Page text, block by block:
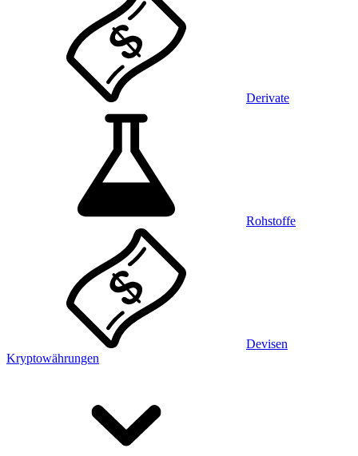
Derivate
Rohstoffe
Devisen
Kryptowährungen